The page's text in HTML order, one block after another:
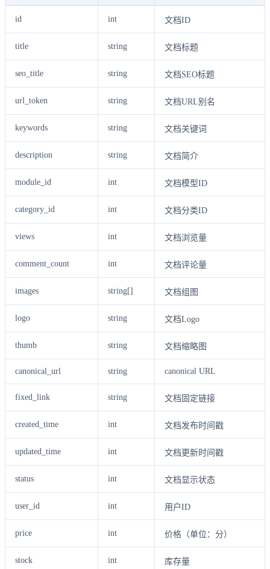
id int 文档ID
title string 文档标题
seo_title string 文档SEO标题
url_token string 文档URL别名
keywords string 文档关键词
description string 文档简介
module_id int 文档模型ID
category_id int 文档分类ID
views int 文档浏览量
comment_count int 文档评论量
images string[] 文档组图
logo string 文档Logo
thumb string 文档缩略图
canonical_url string canonical URL
fixed_link string 文档固定链接
created_time int 文档发布时间戳
updated_time int 文档更新时间戳
status int 文档显示状态
user_id int 用户ID
price int 价格（单位：分）
stock int 库存量